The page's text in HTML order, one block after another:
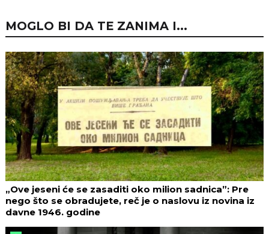
MOGLO BI DA TE ZANIMA I...
„Ove jeseni će se zasaditi oko milion sadnica”: Pre
nego što se obradujete, reč je o naslovu iz novina iz
davne 1946. godine